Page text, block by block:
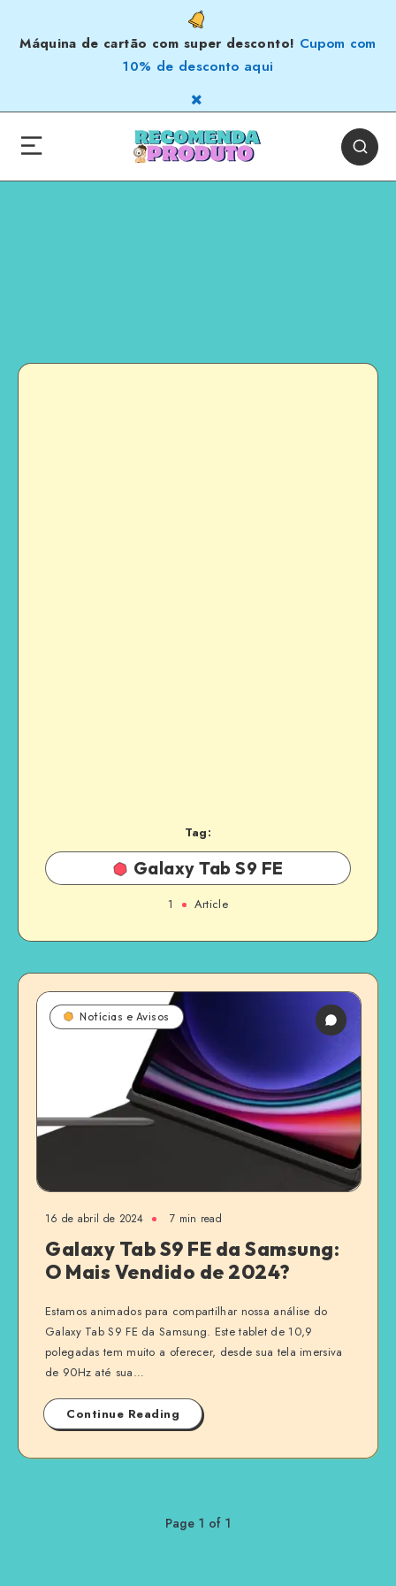
Máquina de cartão com super desconto! Cupom com
10% de desconto aqui
Tag:
Galaxy Tab S9 FE
1 Article
Notícias e Avisos
16 de abril de 2024 7 min read
Galaxy Tab S9 FE da Samsung:
O Mais Vendido de 2024?
Estamos animados para compartilhar nossa análise do
Galaxy Tab S9 FE da Samsung. Este tablet de 10,9
polegadas tem muito a oferecer, desde sua tela imersiva
de 90Hz até sua…
Continue Reading
Page 1 of 1